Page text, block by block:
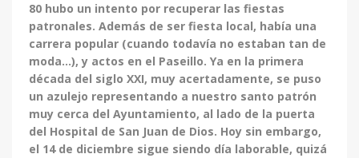
80 hubo un intento por recuperar las fiestas
patronales. Además de ser fiesta local, había una
carrera popular (cuando todavía no estaban tan de
moda…), y actos en el Paseillo. Ya en la primera
década del siglo XXI, muy acertadamente, se puso
un azulejo representando a nuestro santo patrón
muy cerca del Ayuntamiento, al lado de la puerta
del Hospital de San Juan de Dios. Hoy sin embargo,
el 14 de diciembre sigue siendo día laborable, quizá